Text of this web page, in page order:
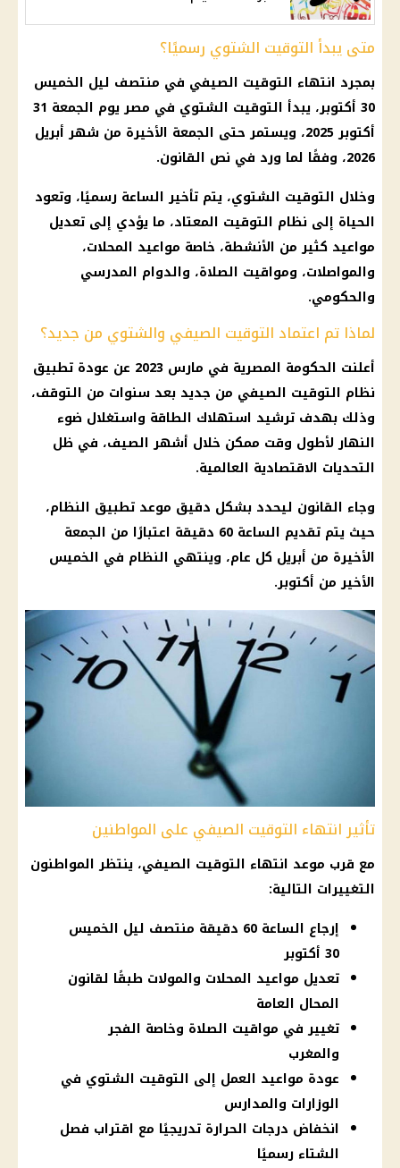
متى يبدأ التوقيت الشتوي رسميًا؟
بمجرد انتهاء التوقيت الصيفي في منتصف ليل الخميس
30 أكتوبر، يبدأ التوقيت الشتوي في مصر يوم الجمعة 31
أكتوبر 2025، ويستمر حتى الجمعة الأخيرة من شهر أبريل
2026، وفقًا لما ورد في نص القانون.
وخلال التوقيت الشتوي، يتم تأخير الساعة رسميًا، وتعود
الحياة إلى نظام التوقيت المعتاد، ما يؤدي إلى تعديل
مواعيد كثير من الأنشطة، خاصة مواعيد المحلات،
والمواصلات، ومواقيت الصلاة، والدوام المدرسي
والحكومي.
لماذا تم اعتماد التوقيت الصيفي والشتوي من جديد؟
أعلنت الحكومة المصرية في مارس 2023 عن عودة تطبيق
نظام التوقيت الصيفي من جديد بعد سنوات من التوقف،
وذلك بهدف ترشيد استهلاك الطاقة واستغلال ضوء
النهار لأطول وقت ممكن خلال أشهر الصيف، في ظل
التحديات الاقتصادية العالمية.
وجاء القانون ليحدد بشكل دقيق موعد تطبيق النظام،
حيث يتم تقديم الساعة 60 دقيقة اعتبارًا من الجمعة
الأخيرة من أبريل كل عام، وينتهي النظام في الخميس
الأخير من أكتوبر.
تأثير انتهاء التوقيت الصيفي على المواطنين
مع قرب موعد انتهاء التوقيت الصيفي، ينتظر المواطنون
التغييرات التالية:
إرجاع الساعة 60 دقيقة منتصف ليل الخميس
30 أكتوبر
تعديل مواعيد المحلات والمولات طبقًا لقانون
المحال العامة
تغيير في مواقيت الصلاة وخاصة الفجر
والمغرب
عودة مواعيد العمل إلى التوقيت الشتوي في
الوزارات والمدارس
انخفاض درجات الحرارة تدريجيًا مع اقتراب فصل
الشتاء رسميًا